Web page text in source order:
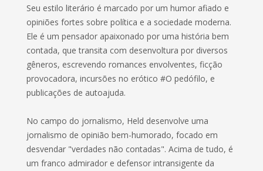
Seu estilo literário é marcado por um humor afiado e
opiniões fortes sobre política e a sociedade moderna.
Ele é um pensador apaixonado por uma história bem
contada, que transita com desenvoltura por diversos
gêneros, escrevendo romances envolventes, ficção
provocadora, incursões no erótico #O pedófilo, e
publicações de autoajuda.
No campo do jornalismo, Held desenvolve uma
jornalismo de opinião bem-humorado, focado em
desvendar "verdades não contadas". Acima de tudo, é
um franco admirador e defensor intransigente da